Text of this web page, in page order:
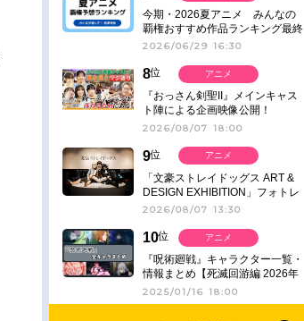
今期・2026夏アニメ みんなの
覇権おすすめ作品ランキング最終
結果発表！
2026/06/29 16:30
8位
『おっさん剣聖II』メインキャス
ト陣による企画映像公開！
2026/08/07 18:00
アニメ
9位
「文豪ストレイドッグス ART &
DESIGN EXHIBITION」フォトレ
ポート
2026/08/07 13:30
アニメ
10位
『呪術廻戦』キャラクター一覧・
情報まとめ【死滅回游編 2026年
1月放送】
2025/01/16 18:00
アニメ